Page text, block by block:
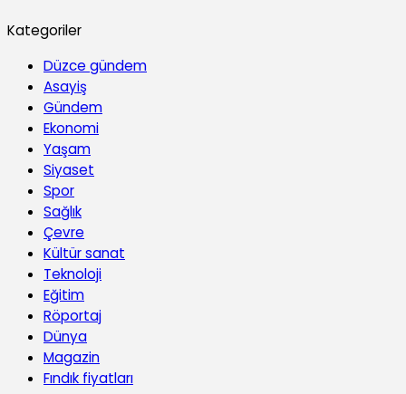
Kategoriler
Düzce gündem
Asayiş
Gündem
Ekonomi
Yaşam
Siyaset
Spor
Sağlık
Çevre
Kültür sanat
Teknoloji
Eğitim
Röportaj
Dünya
Magazin
Fındık fiyatları